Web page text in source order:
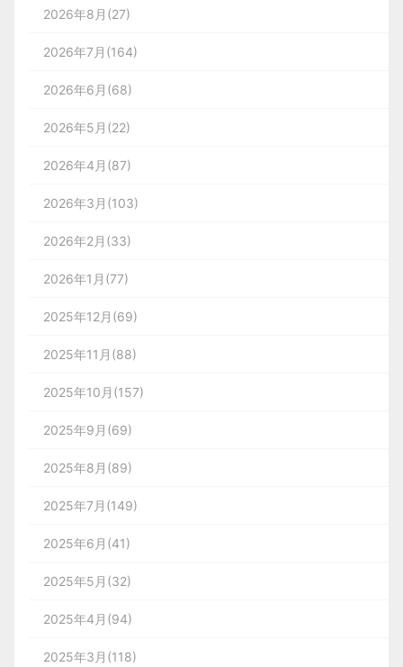
2026年8月(27)
2026年7月(164)
2026年6月(68)
2026年5月(22)
2026年4月(87)
2026年3月(103)
2026年2月(33)
2026年1月(77)
2025年12月(69)
2025年11月(88)
2025年10月(157)
2025年9月(69)
2025年8月(89)
2025年7月(149)
2025年6月(41)
2025年5月(32)
2025年4月(94)
2025年3月(118)